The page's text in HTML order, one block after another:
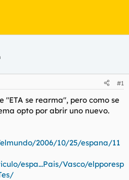
#1
"ETA se rearma", pero como se
opto por abrir uno nuevo.
2006/10/25/espana/11
espa...Pais/Vasco/elpporesp